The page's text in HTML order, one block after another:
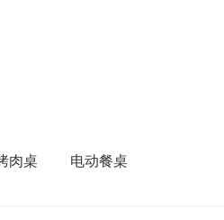
肉桌 电动餐桌